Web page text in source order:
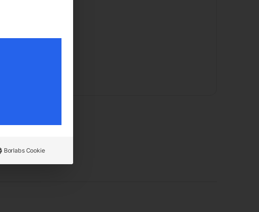
Borlabs Cookie